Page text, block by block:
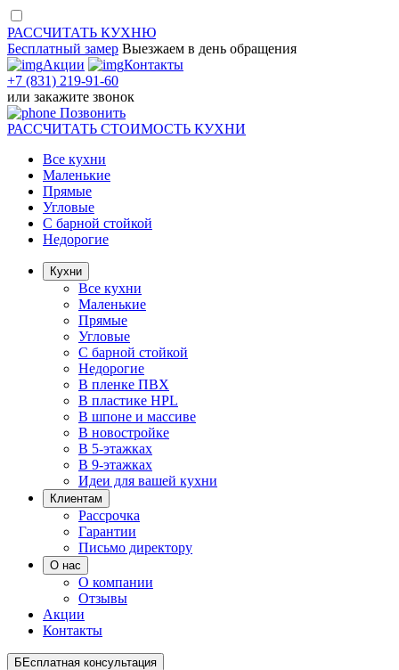
РАССЧИТАТЬ КУХНЮ
Бесплатный замер Выезжаем в день обращения
Акции
Контакты
+7 (831) 219-91-60
или закажите звонок
Позвонить
РАССЧИТАТЬ СТОИМОСТЬ КУХНИ
Все кухни
Маленькие
Прямые
Угловые
С барной стойкой
Недорогие
Кухни
Все кухни
Маленькие
Прямые
Угловые
С барной стойкой
Недорогие
В пленке ПВХ
В пластике HPL
В шпоне и массиве
В новостройке
В 5-этажках
В 9-этажках
Идеи для вашей кухни
Клиентам
Рассрочка
Гарантии
Письмо директору
О нас
О компании
Отзывы
Акции
Контакты
БЕсплатная консультация